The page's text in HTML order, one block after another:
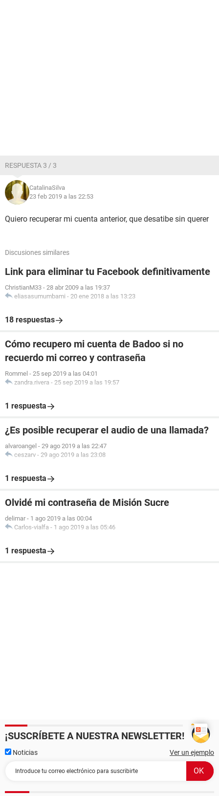
RESPUESTA 3 / 3
CatalinaSilva
23 feb 2019 a las 22:53
Quiero recuperar mi cuenta anterior, que desatibe sin querer
Discusiones similares
Link para eliminar tu Facebook definitivamente
ChristianM33 - 28 abr 2009 a las 19:37
eliasasumumbami - 20 ene 2018 a las 13:23
18 respuestas
Cómo recupero mi cuenta de Badoo si no
recuerdo mi correo y contraseña
Rommel - 25 sep 2019 a las 04:01
zandra.rivera - 25 sep 2019 a las 19:57
1 respuesta
¿Es posible recuperar el audio de una llamada?
alvaroangel - 29 ago 2019 a las 22:47
ceszarv - 29 ago 2019 a las 23:08
1 respuesta
Olvidé mi contraseña de Misión Sucre
delimar - 1 ago 2019 a las 00:04
Carlos-vialfa - 1 ago 2019 a las 05:46
1 respuesta
¡SUSCRÍBETE A NUESTRA NEWSLETTER!
Noticias Ver un ejemplo